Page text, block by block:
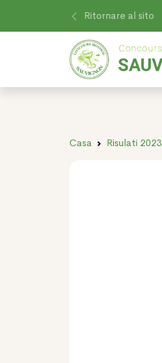
Ritornare al sito
Casa Risulati 2023